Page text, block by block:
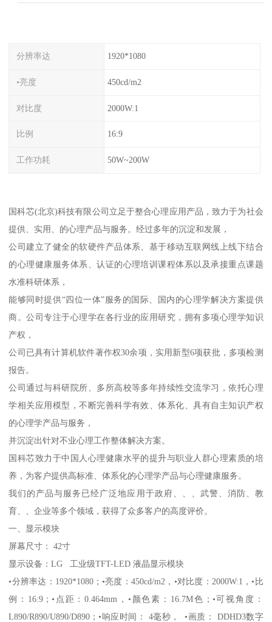
分辨率达 1920*1080
•亮度 450cd/m2
对比度 2000W:1
比例 16:9
工作功耗 50W~200W
国科芯(北京)科技有限公司立足于整合心理应用产品，致力于为社会
提供、实用、的心理产品与服务。经过多年的沉淀和发展，
公司建立了健全的软硬件产品体系、基于移动互联网线上线下结合
的心理健康服务体系、认证的心理培训课程体系以及承接重点课题
水准科研体系，
能够同时提供“四位一体”服务的国际、国内的心理学解决方案提供
商。公司专注于心理学在各行业的应用研究，拥有多项心理学知识
产权，
公司已具有计算机软件著作权30余项，实用新型6项获批，多项检测
报告。
公司通过与科研院所、多所高校等多年持续性交流学习，依托心理
学相关应用模型，不断完善科学有效、体系化、具有自主知识产权
的心理学产品与服务，
并沉淀出针对不业心理工作整体解决方案。
国科芯致力于中国人心理健康水平的提升与职业人群心理素质的培
养，为客户提供高标准、体系化的心理学产品与心理健康服务。
我们的产品与服务已经广泛地应用于政府、、、武警、消防、教
育、、企业等多个领域，获得了众多客户的高度评价。
一、显示模块
屏幕尺寸： 42寸
显示设备：LG 工业级TFT-LED 液晶显示模块
•分辨率达：1920*1080；•亮度：450cd/m2，•对比度：2000W:1，•比
例：16:9；•点距：0.464mm，•颜色素：16.7M色；•可视角度：
L890/R890/U890/D890；•响应时间： 4毫秒， •画质： DDHD3数字